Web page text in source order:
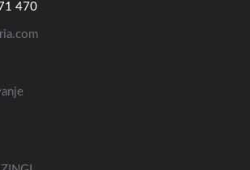
470